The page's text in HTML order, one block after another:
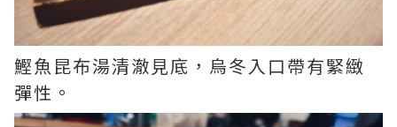
鰹魚昆布湯清澈見底，烏冬入口帶有緊緻
彈性。